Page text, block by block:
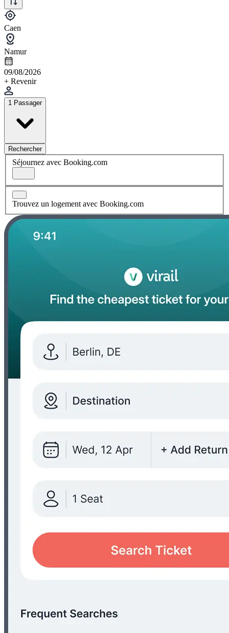
Caen
Namur
09/08/2026
+ Revenir
1 Passager
Rechercher
Séjournez avec Booking.com
Trouvez un logement avec Booking.com